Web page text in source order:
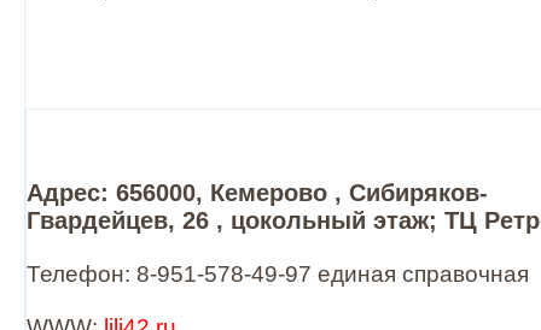
Адрес: 656000, Кемерово , Сибиряков-
Гвардейцев, 26 , цокольный этаж; ТЦ
Телефон: 8-951-578-49-97 единая справочная